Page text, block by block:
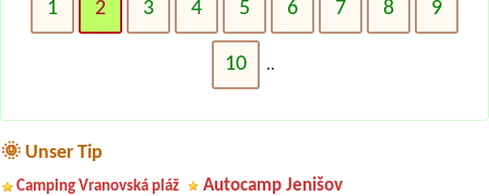
1 2 3 4 5 6 7 8 9
10 ..
🌞 Unser Tip
Camping Vranovská pláž
Autocamp Jenišov